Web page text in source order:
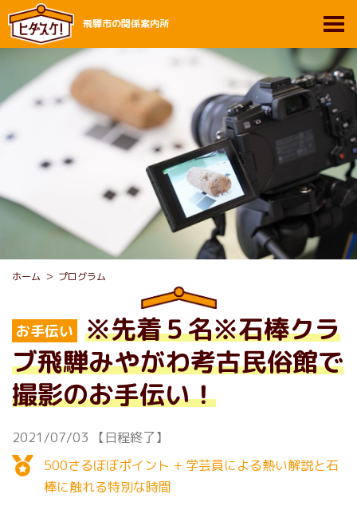
飛騨市の関係案内所
ホーム プログラム
お手伝い
※先着５名※石棒クラ
ブ飛騨みやがわ考古民俗館で
撮影のお手伝い！
2021/07/03
【日程終了】
500さるぼぼポイント + 学芸員による熱い解説と石
棒に触れる特別な時間